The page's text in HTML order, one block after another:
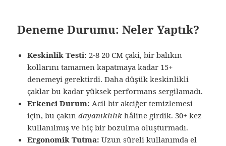
Deneme Durumu: Neler Yaptık?
Keskinlik Testi: 2-8 20 CM çaki, bir balıkın
kollarını tamamen kapatmaya kadar 15+
denemeyi gerektirdi. Daha düşük keskinlikli
çaklar bu kadar yüksek performans sergilamadı.
Erkenci Durum: Acil bir akciğer temizlemesi
için, bu çakındayanıklılık hâline girdik. 30+ kez
kullanılmış ve hiç bir bozulma oluşturmadı.
Ergonomik Tutma: Uzun süreli kullanımda el